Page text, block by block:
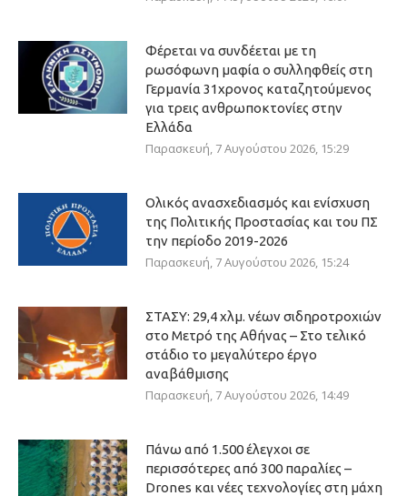
Φέρεται να συνδέεται με τη
ρωσόφωνη μαφία ο συλληφθείς στη
Γερμανία 31χρονος καταζητούμενος
για τρεις ανθρωποκτονίες στην
Ελλάδα
Παρασκευή, 7 Αυγούστου 2026, 15:29
Ολικός ανασχεδιασμός και ενίσχυση
της Πολιτικής Προστασίας και του ΠΣ
την περίοδο 2019-2026
Παρασκευή, 7 Αυγούστου 2026, 15:24
ΣΤΑΣΥ: 29,4 χλμ. νέων σιδηροτροχιών
στο Μετρό της Αθήνας – Στο τελικό
στάδιο το μεγαλύτερο έργο
αναβάθμισης
Παρασκευή, 7 Αυγούστου 2026, 14:49
Πάνω από 1.500 έλεγχοι σε
περισσότερες από 300 παραλίες –
Drones και νέες τεχνολογίες στη μάχη